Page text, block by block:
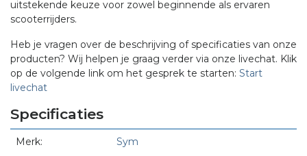
uitstekende keuze voor zowel beginnende als ervaren
scooterrijders.
Heb je vragen over de beschrijving of specificaties van onze
producten? Wij helpen je graag verder via onze livechat. Klik
op de volgende link om het gesprek te starten: Start
livechat
Specificaties
Merk: Sym